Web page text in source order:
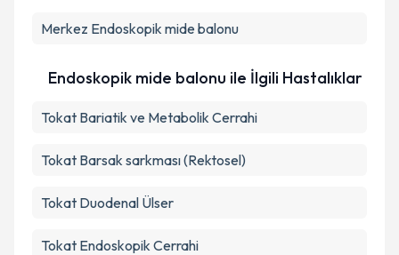
Metni'ni okudum ve kişisel verilerimin belirtilen
Merkez Endoskopik mide balonu
Endoskopik mide balonu ile İlgili Hastalıklar
Tokat Bariatik ve Metabolik Cerrahi
Tokat Barsak sarkması (Rektosel)
Tokat Duodenal Ülser
Tokat Endoskopik Cerrahi